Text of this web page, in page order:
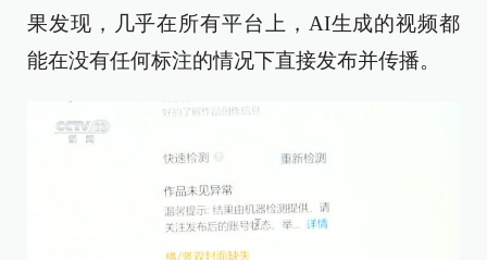
果发现，几乎在所有平台上，AI生成的视频都
能在没有任何标注的情况下直接发布并传播。